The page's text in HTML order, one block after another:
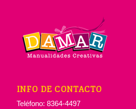
INFO DE CONTACTO
Teléfono: 8364-4497